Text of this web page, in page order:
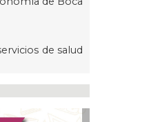
de salud
capacitación